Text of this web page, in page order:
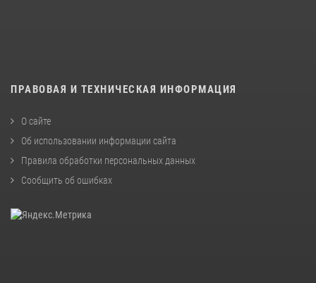
ПРАВОВАЯ И ТЕХНИЧЕСКАЯ ИНФОРМАЦИЯ
О сайте
Об использовании информации сайта
Правила обработки персональных данных
Сообщить об ошибках